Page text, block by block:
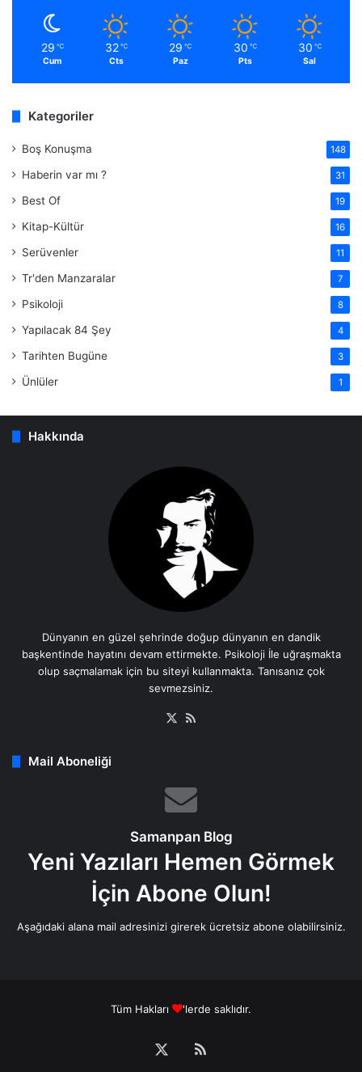
29 ℃
Cum
32 ℃
Cts
29 ℃
Paz
30 ℃
Pts
30 ℃
Sal
Kategoriler
Boş Konuşma 148
Haberin var mı ? 31
Best Of 19
Kitap-Kültür 16
Serüvenler 11
Tr'den Manzaralar 7
Psikoloji 8
Yapılacak 84 Şey 4
Tarihten Bugüne 3
Ünlüler 1
Hakkında
Dünyanın en güzel şehrinde doğup dünyanın en dandik
başkentinde hayatını devam ettirmekte. Psikoloji İle uğraşmakta
olup saçmalamak için bu siteyi kullanmakta. Tanısanız çok
sevmezsiniz.
X
Mail Aboneliği
Samanpan Blog
Yeni Yazıları Hemen Görmek
İçin Abone Olun!
Aşağıdaki alana mail adresinizi girerek ücretsiz abone olabilirsiniz.
Tüm Hakları 'lerde saklıdır.